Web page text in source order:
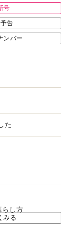
ンバー
らし方